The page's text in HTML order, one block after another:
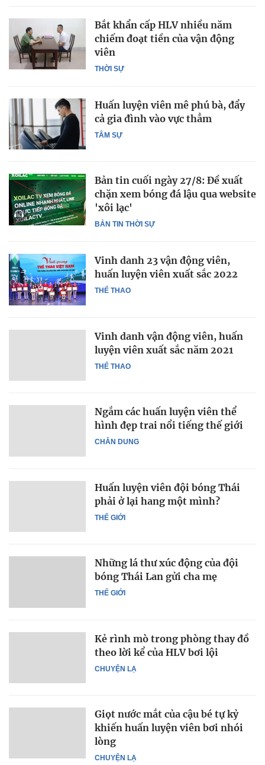
THỜI SỰ
Bắt khẩn cấp HLV nhiều năm
chiếm đoạt tiền của vận động
viên
TÂM SỰ
Huấn luyện viên mê phú bà, đẩy
cả gia đình vào vực thẳm
BẢN TIN THỜI SỰ
Bản tin cuối ngày 27/8: Đề xuất
chặn xem bóng đá lậu qua website
'xôi lạc'
THỂ THAO
Vinh danh 23 vận động viên,
huấn luyện viên xuất sắc 2022
THỂ THAO
Vinh danh vận động viên, huấn
luyện viên xuất sắc năm 2021
CHÂN DUNG
Ngắm các huấn luyện viên thể
hình đẹp trai nổi tiếng thế giới
THẾ GIỚI
Huấn luyện viên đội bóng Thái
phải ở lại hang một mình?
THẾ GIỚI
Những lá thư xúc động của đội
bóng Thái Lan gửi cha mẹ
CHUYỆN LẠ
Kẻ rình mò trong phòng thay đồ
theo lời kể của HLV bơi lội
CHUYỆN LẠ
Giọt nước mắt của cậu bé tự kỷ
khiến huấn luyện viên bơi nhói
lòng